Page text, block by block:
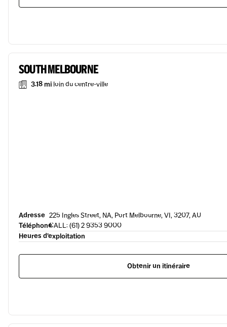
SOUTH MELBOURNE
3.18 mi loin du centre-ville
Adresse 225 Ingles Street, NA, Port Melbourne, VI, 3207, AU
TéléphoneCALL: (61) 2 9353 9000
Heures d’exploitation
Obtenir un itinéraire